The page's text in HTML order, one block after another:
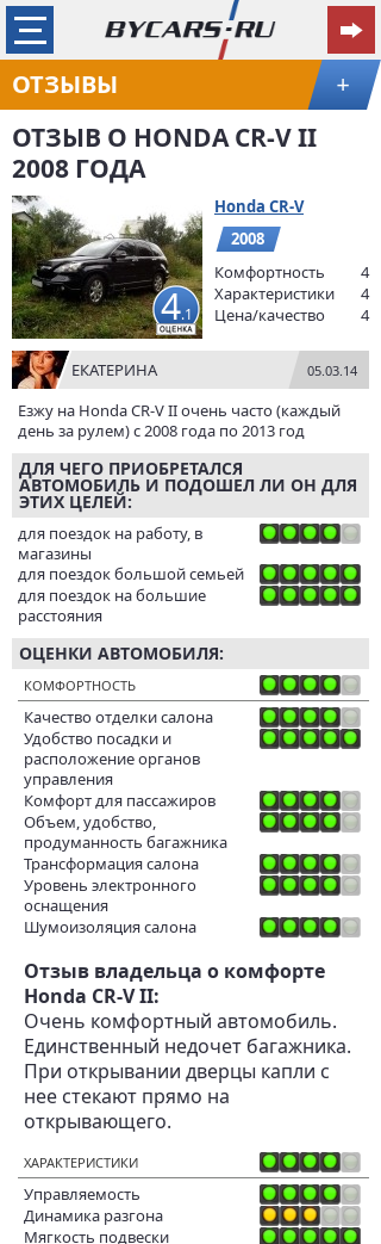
ОТЗЫВЫ +
ОТЗЫВ О HONDA CR-V II
2008 ГОДА
4.1
Honda CR-V
2008
Комфортность
4
Характеристики
4
Цена/качество
4
ЕКАТЕРИНА 05.03.14
Езжу на Honda CR-V II очень часто (каждый
день за рулем) с 2008 года по 2013 год
ДЛЯ ЧЕГО ПРИОБРЕТАЛСЯ
АВТОМОБИЛЬ И ПОДОШЕЛ ЛИ ОН ДЛЯ
ЭТИХ ЦЕЛЕЙ:
для поездок на работу, в
магазины
для поездок большой семьей
для поездок на большие
расстояния
ОЦЕНКИ АВТОМОБИЛЯ:
КОМФОРТНОСТЬ
Качество отделки салона
Удобство посадки и
расположение органов
управления
Комфорт для пассажиров
Объем, удобство,
продуманность багажника
Трансформация салона
Уровень электронного
оснащения
Шумоизоляция салона
Отзыв владельца о комфорте
Honda CR-V II:
Очень комфортный автомобиль.
Единственный недочет багажника.
При открывании дверцы капли с
нее стекают прямо на
открывающего.
ХАРАКТЕРИСТИКИ
Управляемость
Динамика разгона
Мягкость подвески